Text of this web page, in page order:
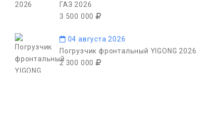
ГАЗ 2026
3 500 000
04 августа 2026
Погрузчик фронтальный YIGONG 2026
2 300 000